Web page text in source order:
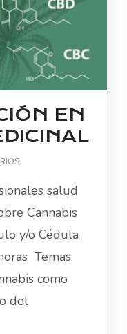
EN
EN
MEDICINAL
salud
Cannabis
y/o Cédula
Temas
como
del